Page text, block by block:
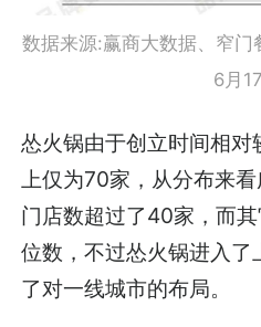
数据来源:赢商大数据、
6月
怂火锅由于创立时间相
上仅为70家，从分布来看
门店数超过了40家，而
位数，不过怂火锅进入
了对一线城市的布局。